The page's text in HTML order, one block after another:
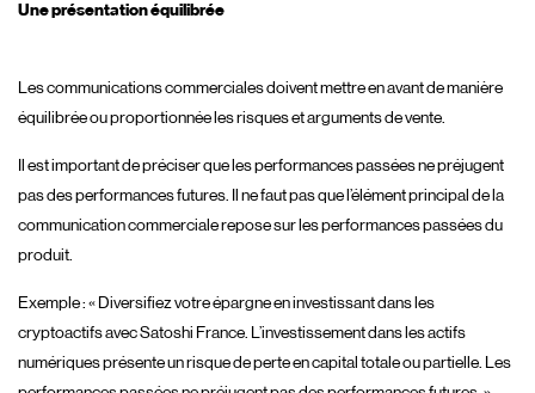
Une présentation équilibrée
Les communications commerciales doivent mettre en avant de manière
équilibrée ou proportionnée les risques et arguments de vente.
Il est important de préciser que les performances passées ne préjugent
pas des performances futures. Il ne faut pas que l’élément principal de la
communication commerciale repose sur les performances passées du
produit.
Exemple : « Diversifiez votre épargne en investissant dans les
cryptoactifs avec Satoshi France. L’investissement dans les actifs
numériques présente un risque de perte en capital totale ou partielle. Les